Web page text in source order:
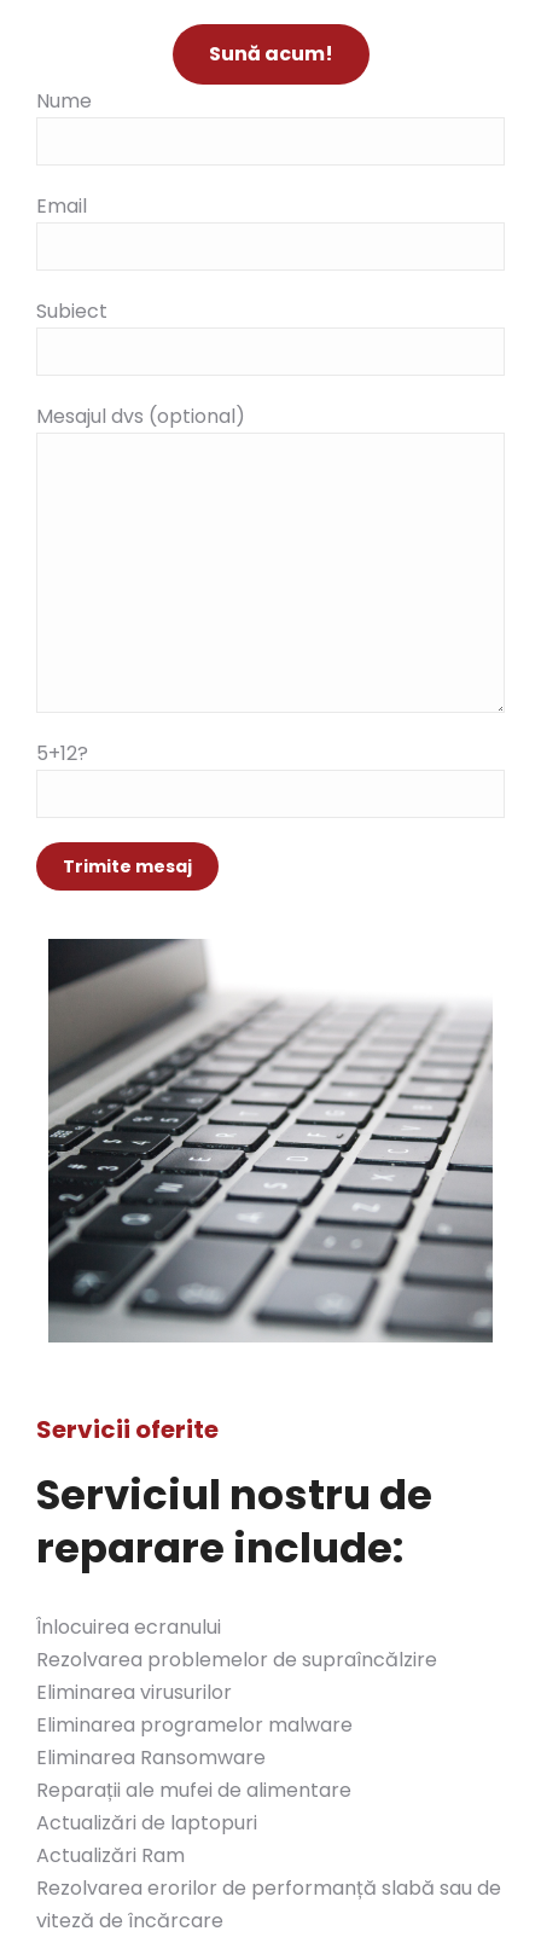
Sună acum!
Nume
Email
Subiect
Mesajul dvs (optional)
5+12?
Servicii oferite
Serviciul nostru de
reparare include:
Înlocuirea ecranului
Rezolvarea problemelor de supraîncălzire
Eliminarea virusurilor
Eliminarea programelor malware
Eliminarea Ransomware
Reparații ale mufei de alimentare
Actualizări de laptopuri
Actualizări Ram
Rezolvarea erorilor de performanță slabă sau de
viteză de încărcare